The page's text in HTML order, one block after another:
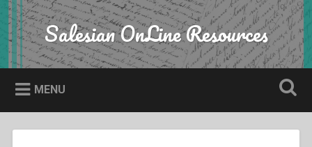
Skip
to
content
Search Salesian OnLine Resources
MENU